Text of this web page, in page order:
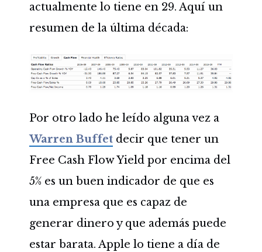
actualmente lo tiene en 29. Aquí un
resumen de la última década:
Por otro lado he leído alguna vez a
Warren Buffetdecir que tener un
Free Cash Flow Yield por encima del
5% es un buen indicador de que es
una empresa que es capaz de
generar dinero y que además puede
estar barata. Apple lo tiene a día de